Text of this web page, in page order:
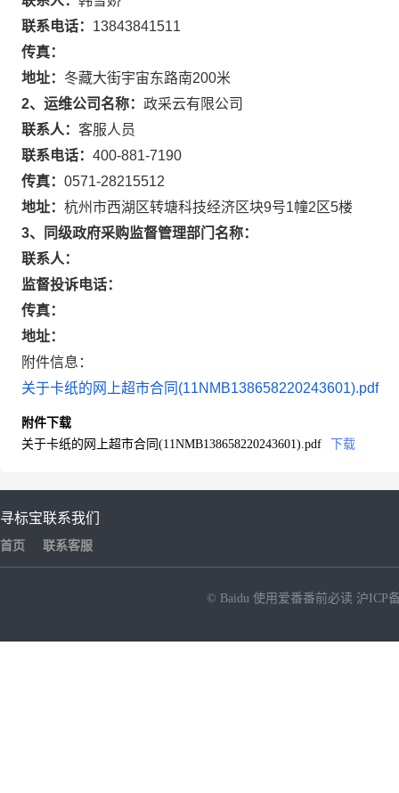
联系电话： 13843841511
传真：
地址： 冬藏大街宇宙东路南200米
2、运维公司名称： 政采云有限公司
联系人： 客服人员
联系电话： 400-881-7190
传真： 0571-28215512
地址： 杭州市西湖区转塘科技经济区块9号1幢2区5楼
3、同级政府采购监督管理部门名称：
联系人：
监督投诉电话：
传真：
地址：
附件信息：
关于卡纸的网上超市合同(11NMB138658220243601).pdf
附件下载
关于卡纸的网上超市合同(11NMB138658220243601).pdf
下载
寻标宝
首页
联系我们
联系客服
© Baidu 使用爱番番前必读 沪ICP